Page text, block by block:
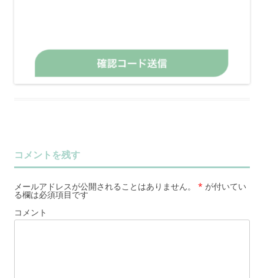
コメントを残す
メールアドレスが公開されることはありません。 * が付いてい
る欄は必須項目です
コメント